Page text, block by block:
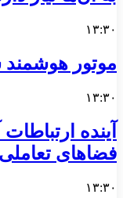
۱۳:۳۰
موتور هوشمند
۱۳:۳۰
آینده
فضاهای
۱۳:۳۰